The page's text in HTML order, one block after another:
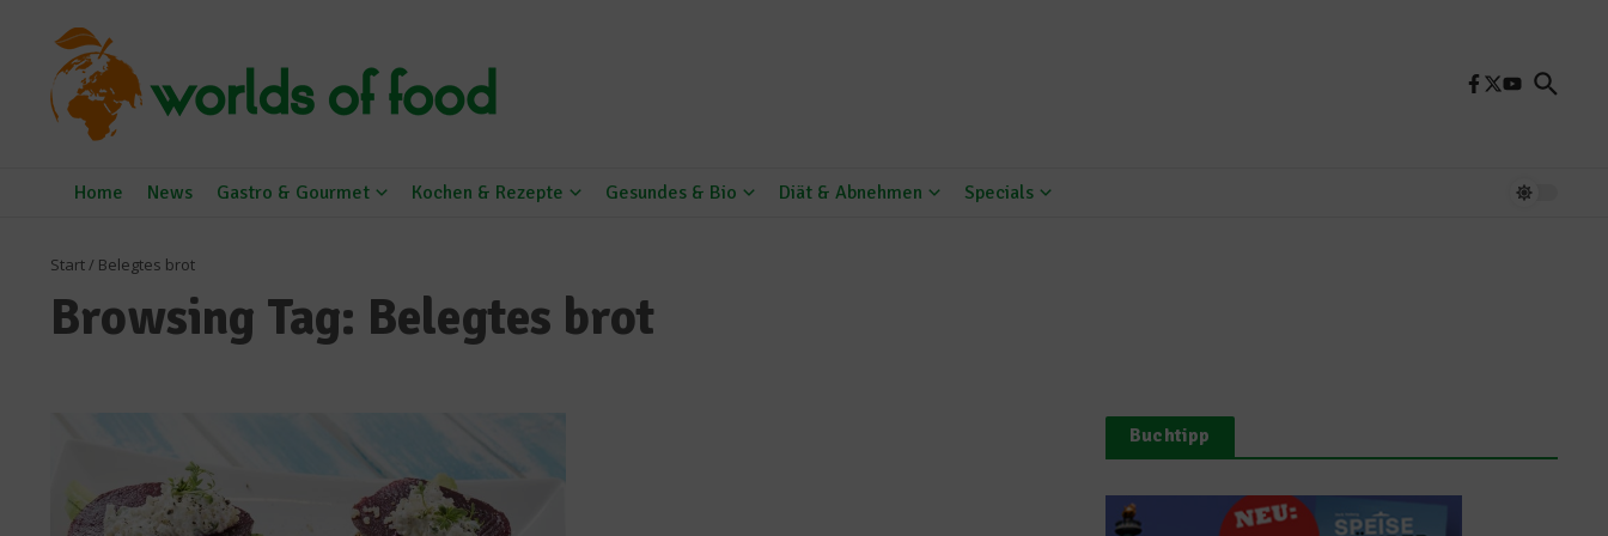
Home News Gastro & Gourmet Kochen & Rezepte Gesundes & Bio Diät & Abnehmen Specials
Start/ Belegtes brot
Browsing Tag: Belegtes brot
Buchtipp